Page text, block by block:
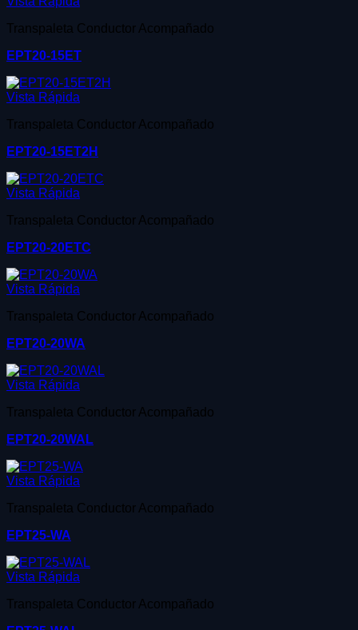
Transpaleta Conductor Acompañado
EPT20-15ET
Vista Rápida
Transpaleta Conductor Acompañado
EPT20-15ET2H
Vista Rápida
Transpaleta Conductor Acompañado
EPT20-20ETC
Vista Rápida
Transpaleta Conductor Acompañado
EPT20-20WA
Vista Rápida
Transpaleta Conductor Acompañado
EPT20-20WAL
Vista Rápida
Transpaleta Conductor Acompañado
EPT25-WA
Vista Rápida
Transpaleta Conductor Acompañado